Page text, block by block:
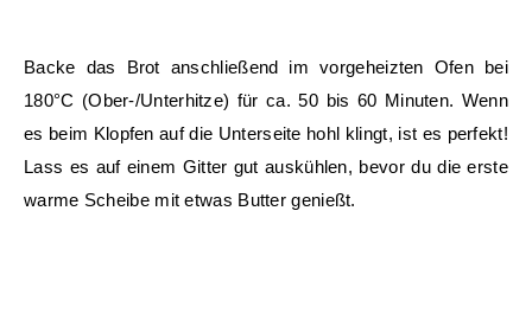
Backe das Brot anschließend im vorgeheizten Ofen bei
180°C (Ober-/Unterhitze) für ca. 50 bis 60 Minuten. Wenn
es beim Klopfen auf die Unterseite hohl klingt, ist es perfekt!
Lass es auf einem Gitter gut auskühlen, bevor du die erste
warme Scheibe mit etwas Butter genießt.